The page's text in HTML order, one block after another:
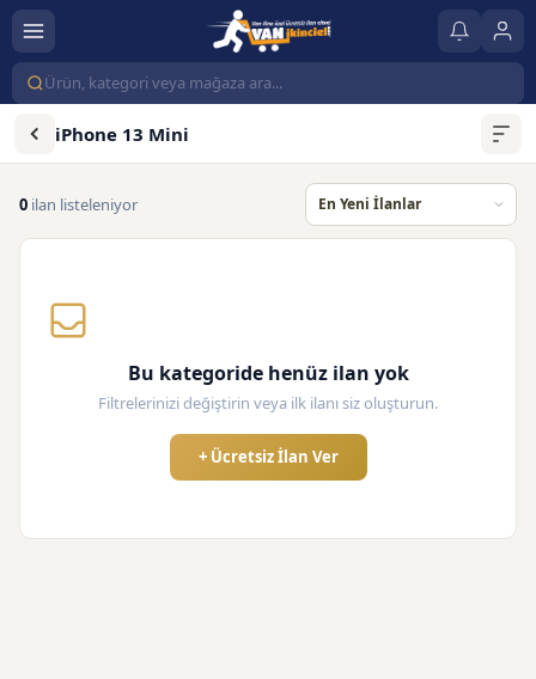
iPhone 13 Mini
0 ilan listeleniyor
Bu kategoride henüz ilan yok
Filtrelerinizi değiştirin veya ilk ilanı siz oluşturun.
+ Ücretsiz İlan Ver